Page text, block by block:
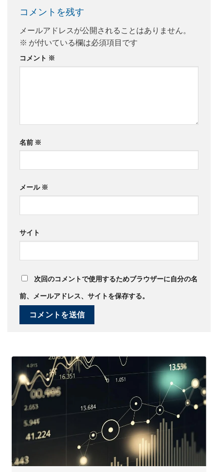
コメントを残す
メールアドレスが公開されることはありません。
※ が付いている欄は必須項目です
コメント ※
名前 ※
メール ※
サイト
次回のコメントで使用するためブラウザーに自分の名
前、メールアドレス、サイトを保存する。